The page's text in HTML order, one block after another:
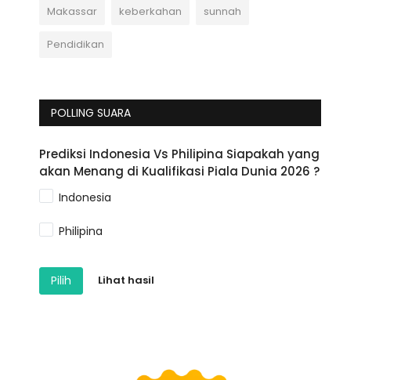
Makassar keberkahan sunnah
Pendidikan
POLLING SUARA
Prediksi Indonesia Vs Philipina Siapakah yang
akan Menang di Kualifikasi Piala Dunia 2026 ?
Indonesia
Philipina
Pilih Lihat hasil